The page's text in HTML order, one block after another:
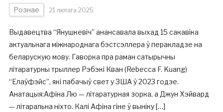
Рознае 21 лютага 2025
Выдавецтва “Янушкевіч” анансавала выхад 15 сакавіка
актуальнага міжнароднага бэстсэллера ў перакладзе на
беларускую мову. Гаворка пра раман сатырычны
літаратурны трыллер Рэбэкі Кван (Rebecca F. Kuang)
“Елаўфэйс”, які пабачыў свет у ЗША ў 2023 годзе.
Анатацыя:Афіна Лю — літаратурная зорка, а Джун Хэйвард
— літаральна ніхто. Калі Афіна гіне ў выніку […]